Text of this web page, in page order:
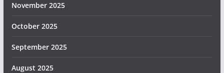
November 2025
October 2025
September 2025
August 2025